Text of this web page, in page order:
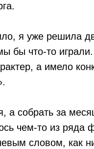
я уже решила
бы что-то
а имело
а собрать за
чем-то из ряда
словом, как